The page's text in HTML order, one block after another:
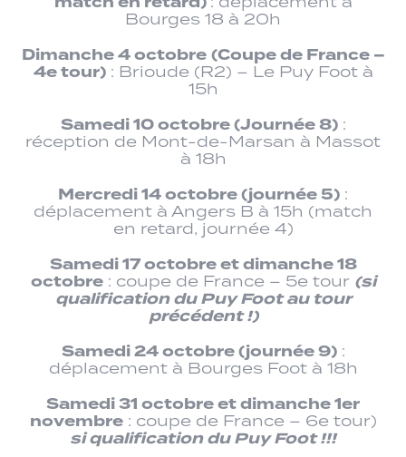
Bourges 18 à 20h
Dimanche 4 octobre (Coupe de France –
4e tour): Brioude (R2) – Le Puy Foot à
15h
Samedi 10 octobre (Journée 8):
réception de Mont-de-Marsan à Massot
à 18h
Mercredi 14 octobre (journée 5) :
déplacement à Angers B à 15h (match
en retard, journée 4)
Samedi 17 octobre et dimanche 18
octobre: coupe de France – 5e tour (si
qualification du Puy Foot au tour
précédent !)
Samedi 24 octobre (journée 9):
déplacement à Bourges Foot à 18h
Samedi 31 octobre et dimanche 1er
novembre: coupe de France – 6e tour)
si qualification du Puy Foot !!!